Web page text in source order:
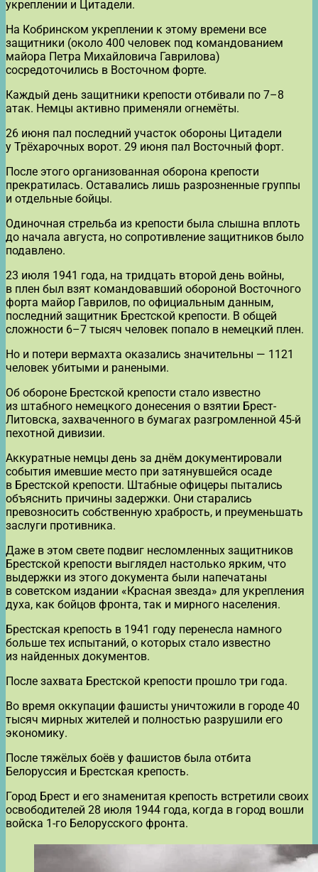
укреплении и Цитадели.
На Кобринском укреплении к этому времени все
защитники (около 400 человек под командованием
майора Петра Михайловича Гаврилова)
сосредоточились в Восточном форте.
Каждый день защитники крепости отбивали по 7–8
атак. Немцы активно применяли огнемёты.
26 июня пал последний участок обороны Цитадели
у Трёхарочных ворот. 29 июня пал Восточный форт.
После этого организованная оборона крепости
прекратилась. Оставались лишь разрозненные группы
и отдельные бойцы.
Одиночная стрельба из крепости была слышна вплоть
до начала августа, но сопротивление защитников было
подавлено.
23 июля 1941 года, на тридцать второй день войны,
в плен был взят командовавший обороной Восточного
форта майор Гаврилов, по официальным данным,
последний защитник Брестской крепости. В общей
сложности 6–7 тысяч человек попало в немецкий плен.
Но и потери вермахта оказались значительны — 1121
человек убитыми и ранеными.
Об обороне Брестской крепости стало известно
из штабного немецкого донесения о взятии Брест-
Литовска, захваченного в бумагах разгромленной 45-й
пехотной дивизии.
Аккуратные немцы день за днём документировали
события имевшие место при затянувшейся осаде
в Брестской крепости. Штабные офицеры пытались
объяснить причины задержки. Они старались
превозносить собственную храбрость, и преуменьшать
заслуги противника.
Даже в этом свете подвиг несломленных защитников
Брестской крепости выглядел настолько ярким, что
выдержки из этого документа были напечатаны
в советском издании «Красная звезда» для укрепления
духа, как бойцов фронта, так и мирного населения.
Брестская крепость в 1941 году перенесла намного
больше тех испытаний, о которых стало известно
из найденных документов.
После захвата Брестской крепости прошло три года.
Во время оккупации фашисты уничтожили в городе 40
тысяч мирных жителей и полностью разрушили его
экономику.
После тяжёлых боёв у фашистов была отбита
Белоруссия и Брестская крепость.
Город Брест и его знаменитая крепость встретили своих
освободителей 28 июля 1944 года, когда в город вошли
войска 1-го Белорусского фронта.